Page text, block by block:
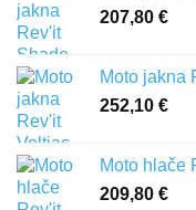
207,80 €
Moto jakna
252,10 €
Moto hlače
209,80 €